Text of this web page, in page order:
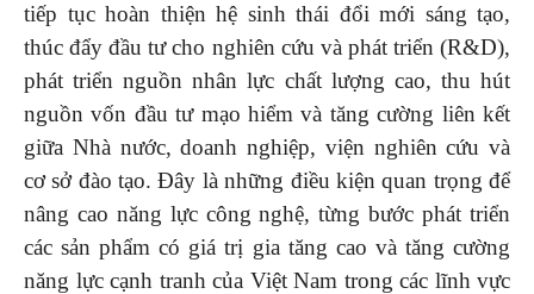
tiếp tục hoàn thiện hệ sinh thái đổi mới sáng tạo,
thúc đẩy đầu tư cho nghiên cứu và phát triển (R&D),
phát triển nguồn nhân lực chất lượng cao, thu hút
nguồn vốn đầu tư mạo hiểm và tăng cường liên kết
giữa Nhà nước, doanh nghiệp, viện nghiên cứu và
cơ sở đào tạo. Đây là những điều kiện quan trọng để
nâng cao năng lực công nghệ, từng bước phát triển
các sản phẩm có giá trị gia tăng cao và tăng cường
năng lực cạnh tranh của Việt Nam trong các lĩnh vực